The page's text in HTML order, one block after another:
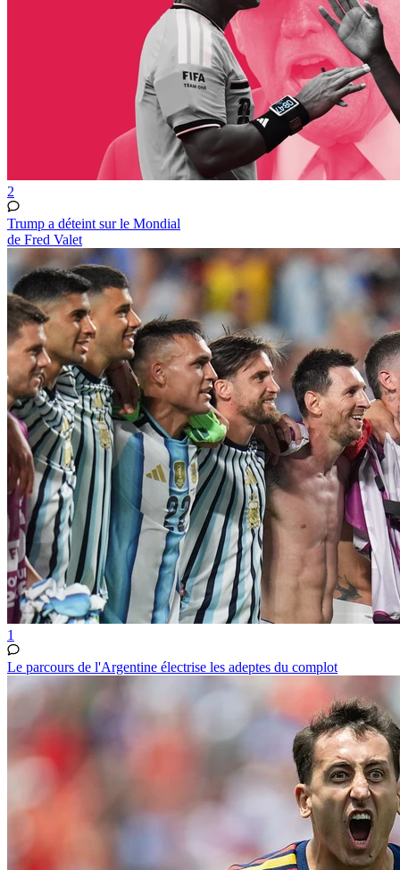
2
Trump a déteint sur le Mondial
de Fred Valet
1
Le parcours de l'Argentine électrise les adeptes du complot